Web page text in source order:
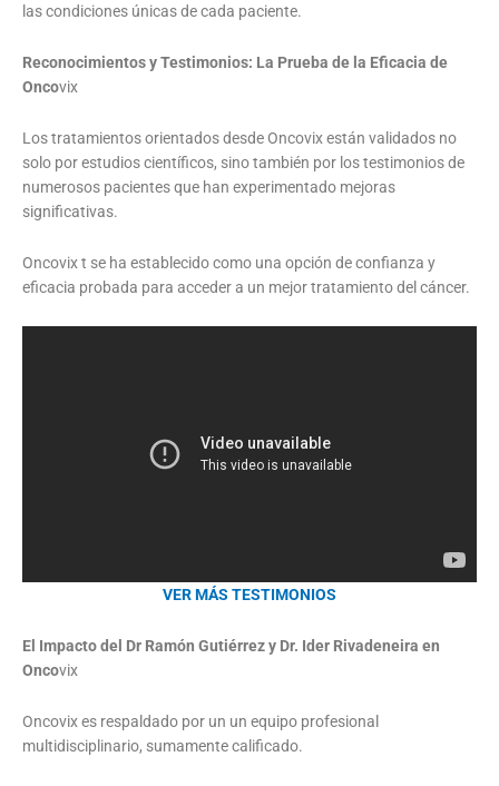
las condiciones únicas de cada paciente.
Reconocimientos y Testimonios: La Prueba de la Eficacia de
Oncovix
Los tratamientos orientados desde Oncovix están validados no
solo por estudios científicos, sino también por los testimonios de
numerosos pacientes que han experimentado mejoras
significativas.
Oncovix t se ha establecido como una opción de confianza y
eficacia probada para acceder a un mejor tratamiento del cáncer.
VER MÁS TESTIMONIOS
El Impacto del Dr Ramón Gutiérrez y Dr. Ider Rivadeneira en
Oncovix
Oncovix es respaldado por un un equipo profesional
multidisciplinario, sumamente calificado.